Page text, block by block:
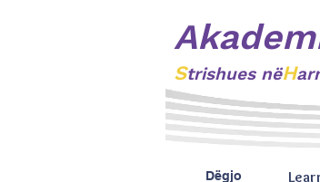
Strishues nëH
Dëgjo